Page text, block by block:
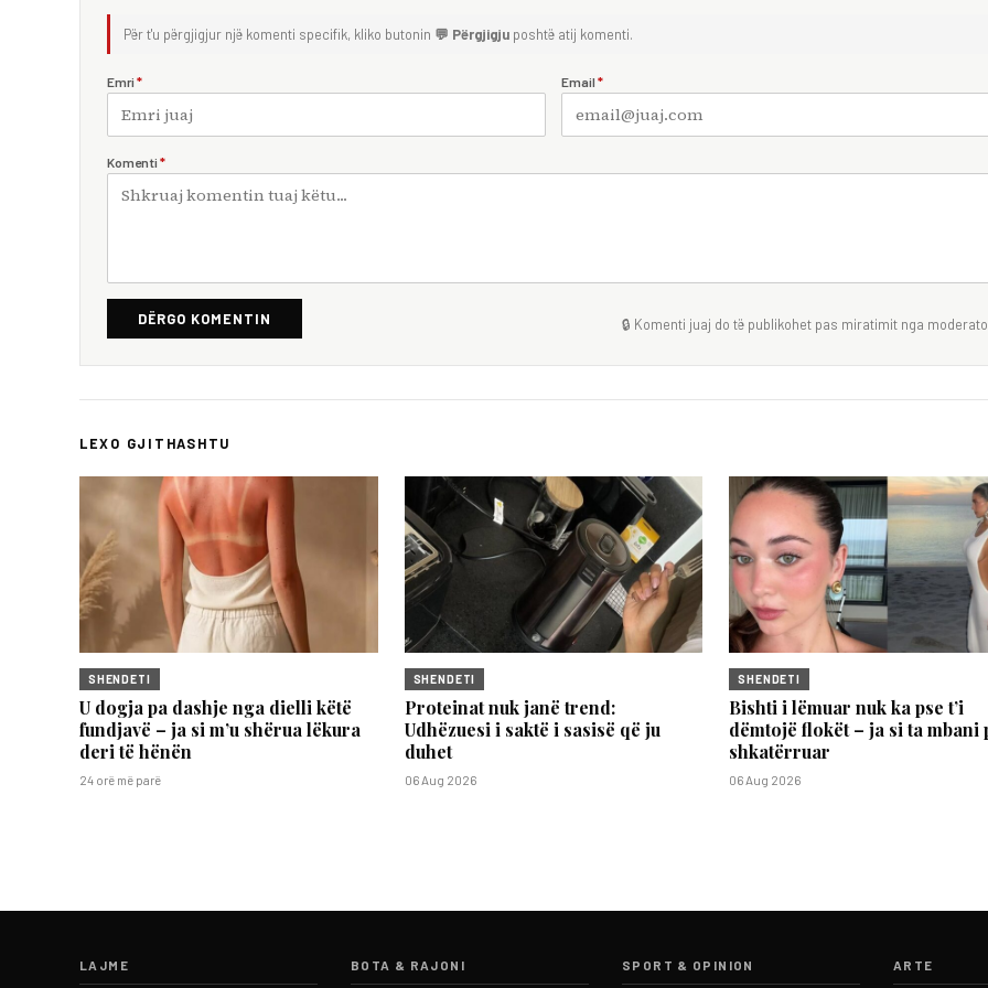
Për t'u përgjigjur një komenti specifik, kliko butonin 💬 Përgjigju poshtë atij komenti.
Emri * Email *
Komenti *
DËRGO KOMENTIN 🔒 Komenti juaj do të publikohet pas miratimit nga
LEXO GJITHASHTU
SHENDETI
U dogja pa dashje nga dielli këtë
fundjavë – ja si m’u shërua lëkura
deri të hënën
24 orë më parë
SHENDETI
Proteinat nuk janë trend:
Udhëzuesi i saktë i sasisë që ju
duhet
06 Aug 2026
SHENDETI
Bishti i lëmuar nuk ka pse t’i
dëmtojë flokët – ja si ta mbani
shkatërruar
06 Aug 2026
LAJME BOTA & RAJONI SPORT & OPINION ARTE